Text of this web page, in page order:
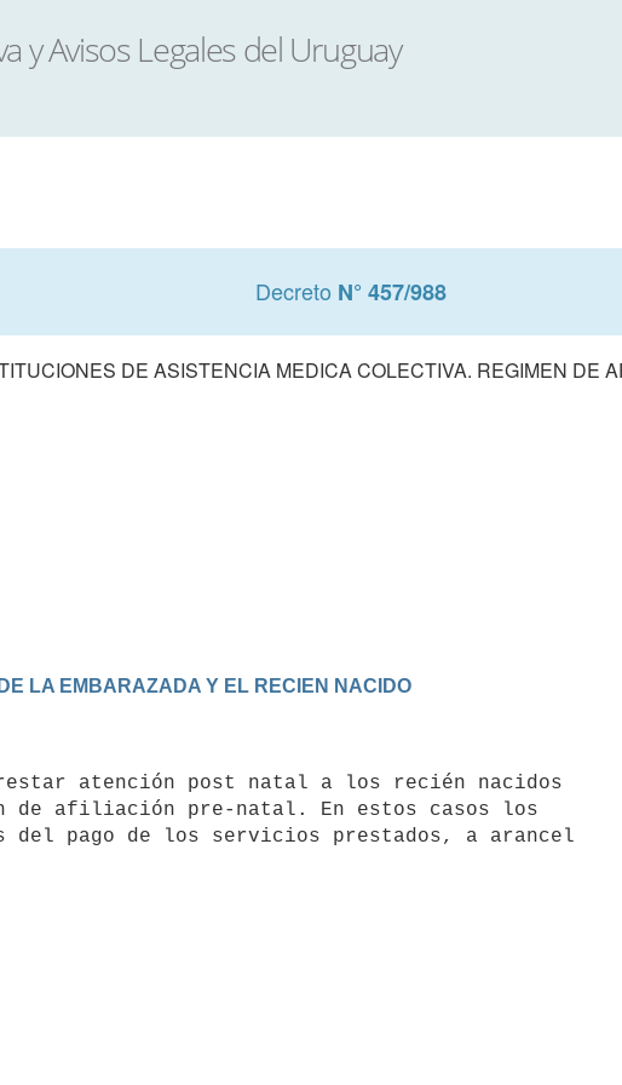
Decreto N° 457/988
DE ASISTENCIA MEDICA COLECTIVA. REGIMEN DE
LA EMBARAZADA Y EL RECIEN NACIDO
de afiliación pre-natal. En estos casos los
del pago de los servicios prestados, a arancel